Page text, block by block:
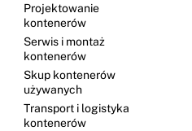
Projektowanie
kontenerów
Serwis i montaż
kontenerów
Skup kontenerów
używanych
Transport i logistyka
kontenerów